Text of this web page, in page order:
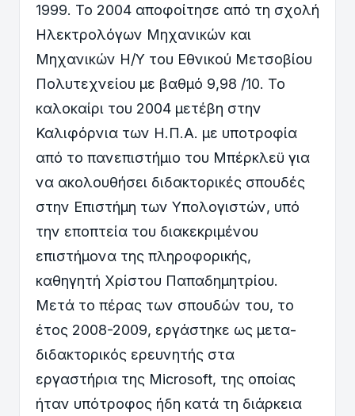
1999. Το 2004 αποφοίτησε από τη σχολή
Ηλεκτρολόγων Μηχανικών και
Μηχανικών Η/Υ του Εθνικού Μετσοβίου
Πολυτεχνείου με βαθμό 9,98 /10. Το
καλοκαίρι του 2004 μετέβη στην
Καλιφόρνια των Η.Π.Α. με υποτροφία
από το πανεπιστήμιο του Μπέρκλεϋ για
να ακολουθήσει διδακτορικές σπουδές
στην Επιστήμη των Υπολογιστών, υπό
την εποπτεία του διακεκριμένου
επιστήμονα της πληροφορικής,
καθηγητή Χρίστου Παπαδημητρίου.
Μετά το πέρας των σπουδών του, το
έτος 2008-2009, εργάστηκε ως μετα-
διδακτορικός ερευνητής στα
εργαστήρια της Microsoft, της οποίας
ήταν υπότροφος ήδη κατά τη διάρκεια